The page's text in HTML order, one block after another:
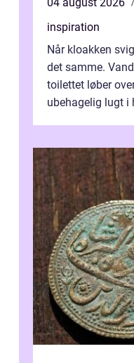
04 august 2026
inspiration
Når kloakken
det samme.
toilettet løber
ubehagelig lugt i